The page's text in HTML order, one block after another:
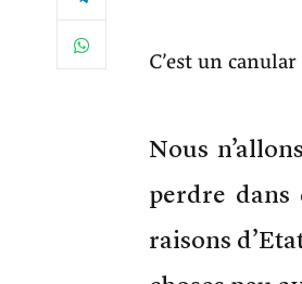
C’est un
Nous
perdre dans
raisons